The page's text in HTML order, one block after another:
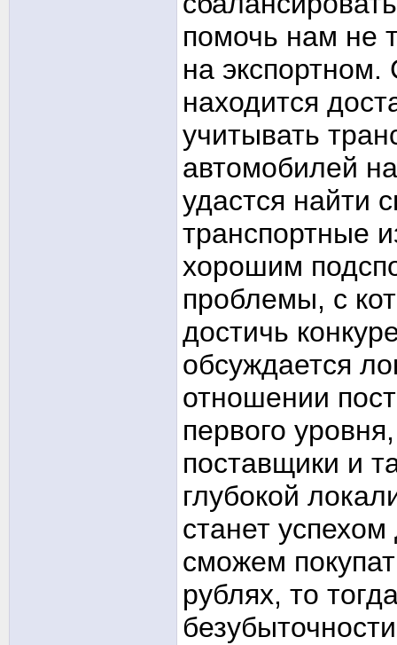
помочь нам не
на экспортном.
находится
учитывать
автомобилей
удастся найти
транспортные
хорошим
проблемы, с
достичь
обсуждается
отношении
первого
поставщики и
глубокой
станет
сможем
рублях, то